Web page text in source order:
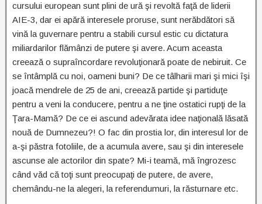
cursului european sunt plini de ură şi revoltă faţă de liderii
AIE-3, dar ei apără interesele proruse, sunt nerăbdători să
vină la guvernare pentru a stabili cursul estic cu dictatura
miliardarilor flămânzi de putere şi avere. Acum aceasta
creează o supraîncordare revoluţionară poate de nebiruit. Ce
se întâmplă cu noi, oameni buni? De ce tâlharii mari şi mici îşi
joacă mendrele de 25 de ani, creează partide şi partiduţe
pentru a veni la conducere, pentru a ne ţine ostatici rupţi de la
Ţara-Mamă? De ce ei ascund adevărata idee naţională lăsată
nouă de Dumnezeu?! O fac din prostia lor, din interesul lor de
a-şi păstra fotoliile, de a acumula avere, sau şi din interesele
ascunse ale actorilor din spate? Mi-i teamă, mă îngrozesc
când văd că toţi sunt preocupaţi de putere, de avere,
chemându-ne la alegeri, la referendumuri, la răsturnare etc.